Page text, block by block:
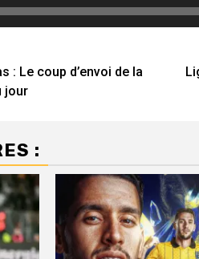
: Le coup d’envoi de la
jour
: